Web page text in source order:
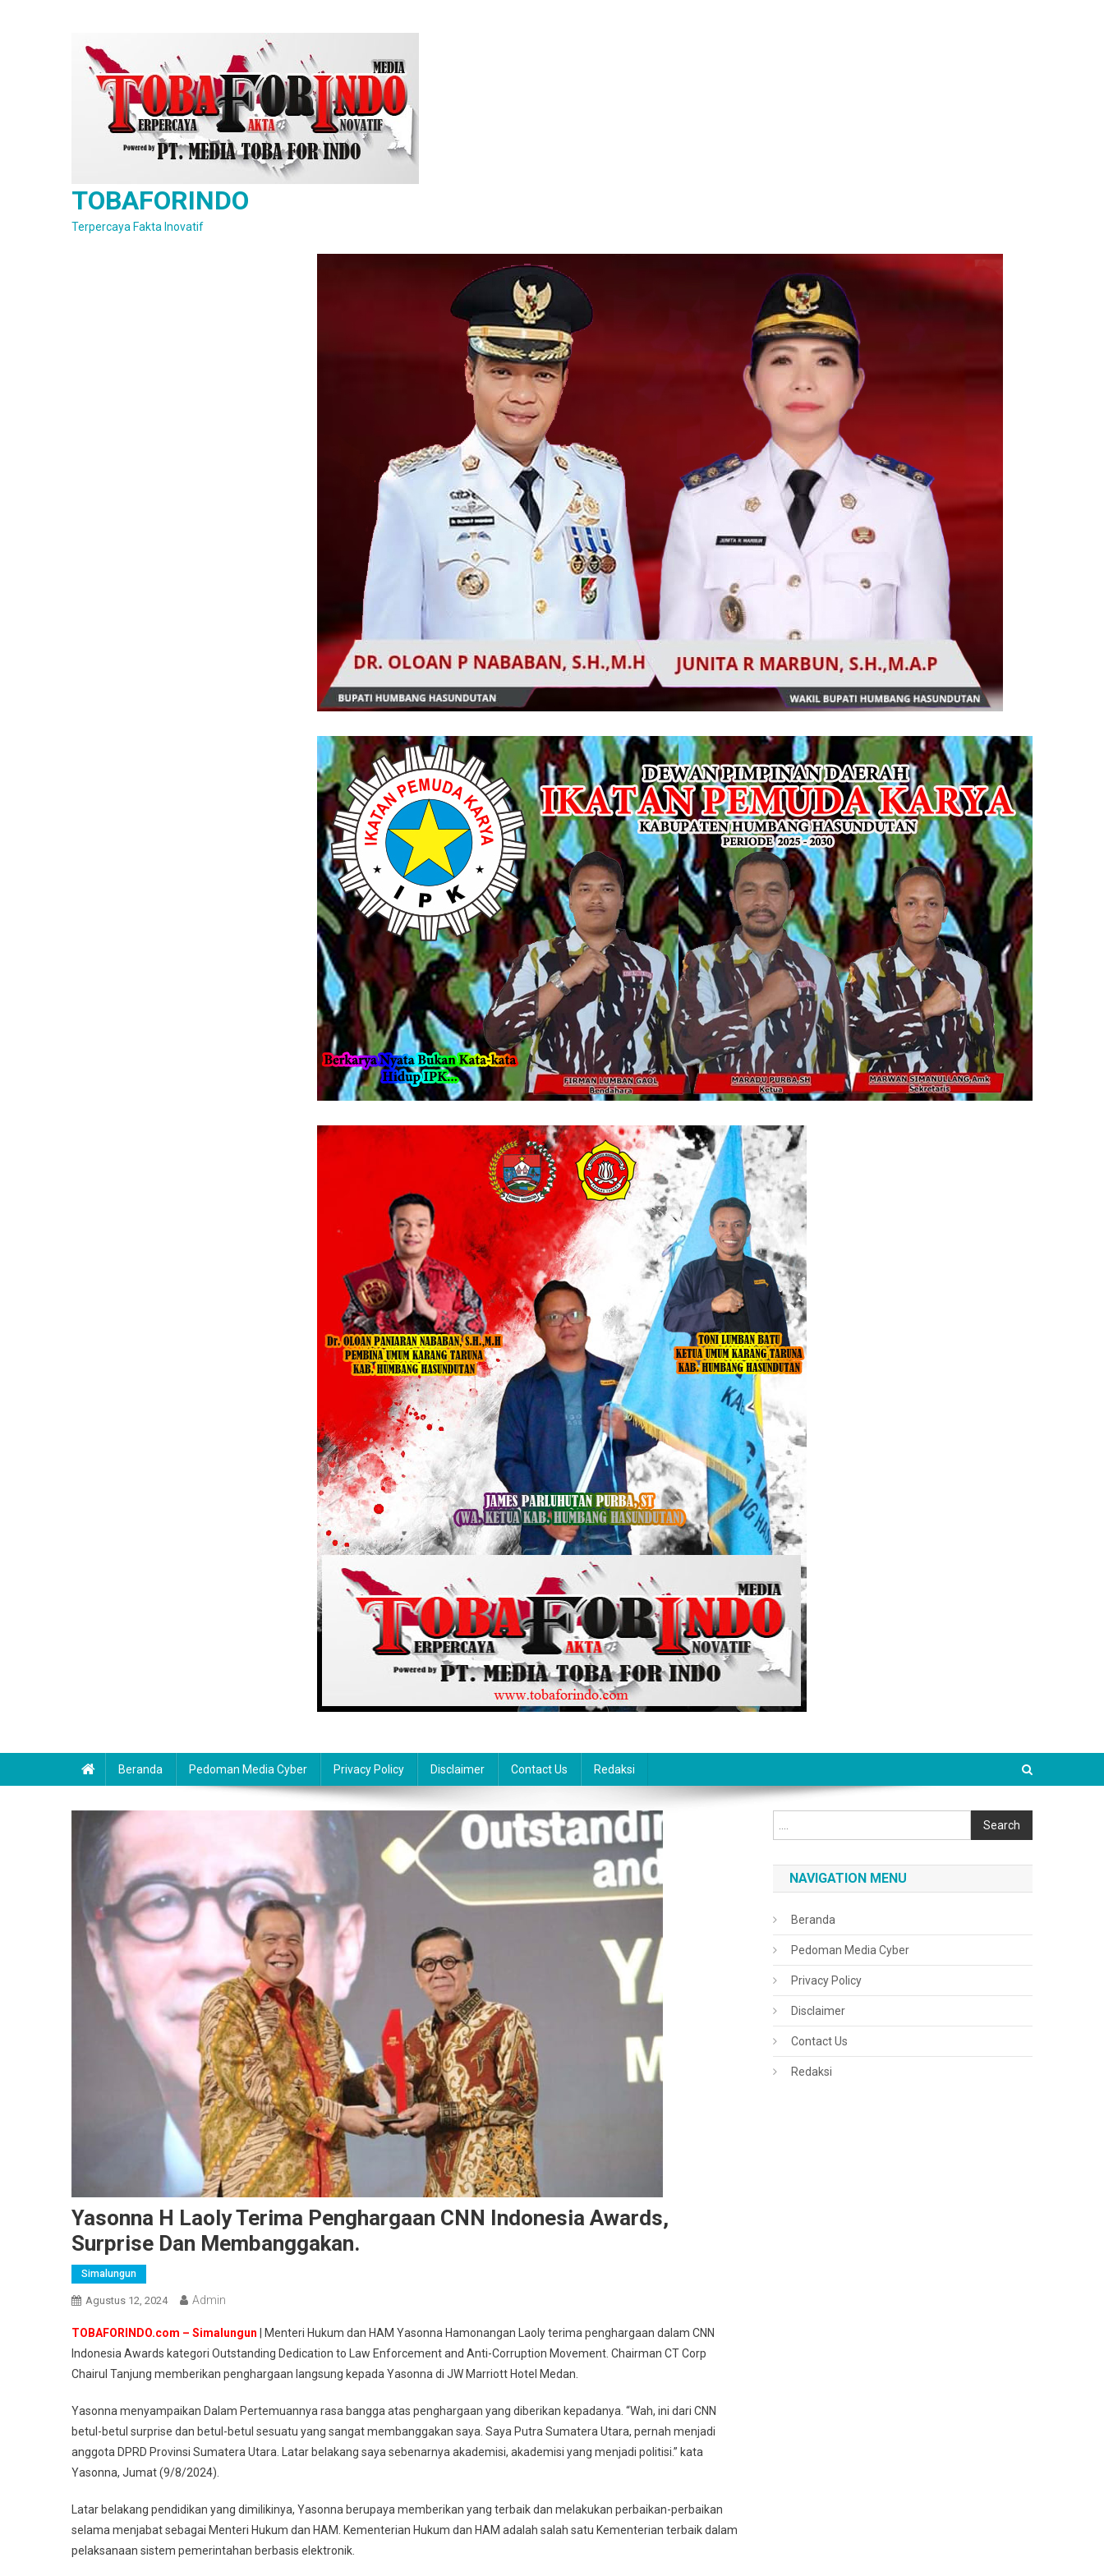
TOBAFORINDO
Terpercaya Fakta Inovatif
Beranda Pedoman Media Cyber Privacy Policy Disclaimer Contact Us Redaksi
Yasonna H Laoly Terima Penghargaan CNN Indonesia Awards,
Surprise Dan Membanggakan.
Simalungun
Agustus 12, 2024 Admin
TOBAFORINDO.com – Simalungun | Menteri Hukum dan HAM Yasonna Hamonangan Laoly terima penghargaan dalam CNN
Indonesia Awards kategori Outstanding Dedication to Law Enforcement and Anti-Corruption Movement. Chairman CT Corp
Chairul Tanjung memberikan penghargaan langsung kepada Yasonna di JW Marriott Hotel Medan.
Yasonna menyampaikan Dalam Pertemuannya rasa bangga atas penghargaan yang diberikan kepadanya. “Wah, ini dari CNN
betul-betul surprise dan betul-betul sesuatu yang sangat membanggakan saya. Saya Putra Sumatera Utara, pernah menjadi
anggota DPRD Provinsi Sumatera Utara. Latar belakang saya sebenarnya akademisi, akademisi yang menjadi politisi.” kata
Yasonna, Jumat (9/8/2024).
Latar belakang pendidikan yang dimilikinya, Yasonna berupaya memberikan yang terbaik dan melakukan perbaikan-perbaikan
selama menjabat sebagai Menteri Hukum dan HAM. Kementerian Hukum dan HAM adalah salah satu Kementerian terbaik dalam
pelaksanaan sistem pemerintahan berbasis elektronik.
Search
NAVIGATION MENU
Beranda
Pedoman Media Cyber
Privacy Policy
Disclaimer
Contact Us
Redaksi